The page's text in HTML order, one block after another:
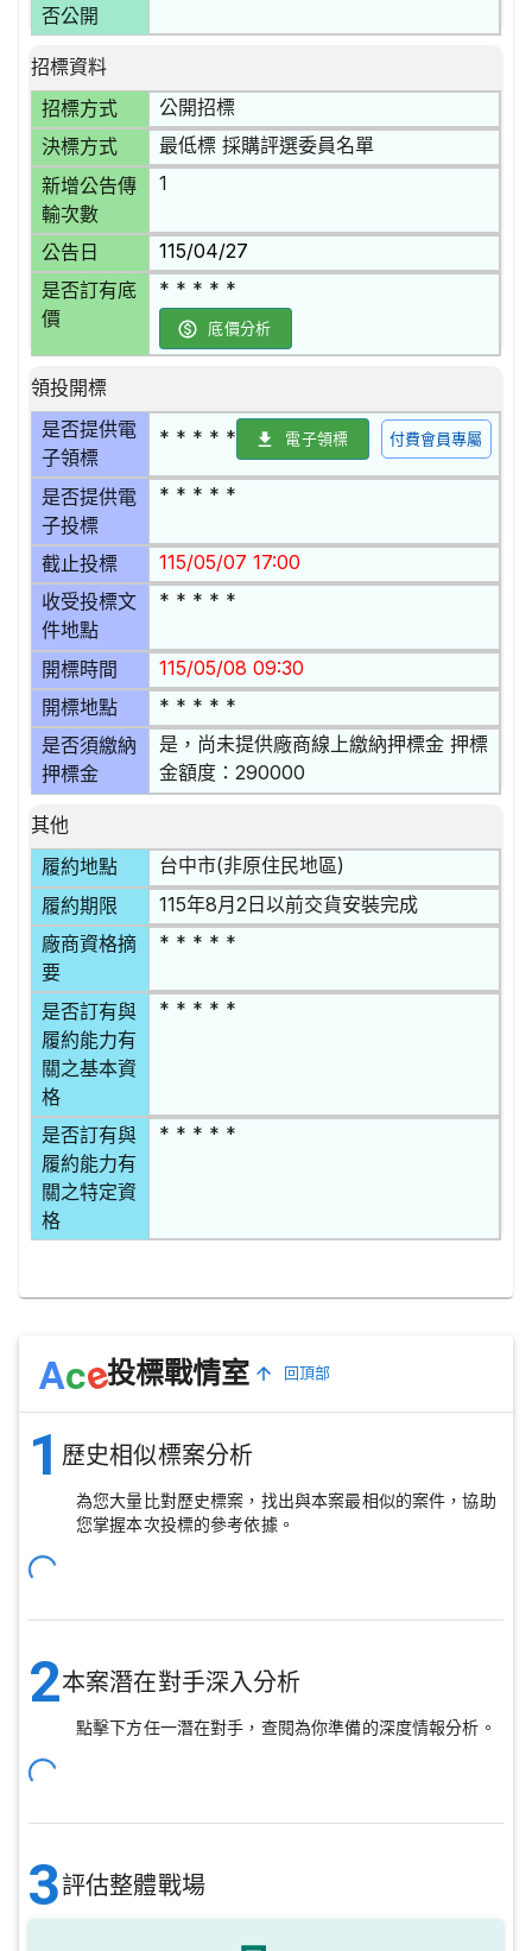
否公開
招標資料
招標方式
公開招標
決標方式 最低標 採購評選委員名單
新增公告傳
輸次數
1
公告日 115/04/27
是否訂有底
價
* * * * *
底價分析
領投開標
是否提供電
子領標
* * * * * 電子領標 付費會員專屬
是否提供電
子投標
* * * * *
截止投標 115/05/07 17:00
收受投標文
件地點
* * * * *
開標時間 115/05/08 09:30
開標地點 * * * * *
是否須繳納
押標金
是，尚未提供廠商線上繳納押標金 押標
金額度：290000
其他
履約地點
台中市(非原住民地區)
履約期限 115年8月2日以前交貨安裝完成
廠商資格摘
要
* * * * *
是否訂有與
履約能力有
關之基本資
格
* * * * *
是否訂有與
履約能力有
關之特定資
格
* * * * *
Ace投標戰情室 回頂部
1 歷史相似標案分析
為您大量比對歷史標案，找出與本案最相似的案件，協助
您掌握本次投標的參考依據。
2本案潛在對手深入分析
點擊下方任一潛在對手，查閱為你準備的深度情報分析。
3評估整體戰場